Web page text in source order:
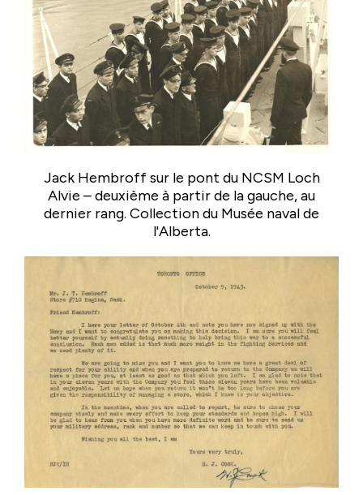
Jack Hembroff sur le pont du NCSM Loch
Alvie – deuxième à partir de la gauche, au
dernier rang. Collection du Musée naval de
l'Alberta.